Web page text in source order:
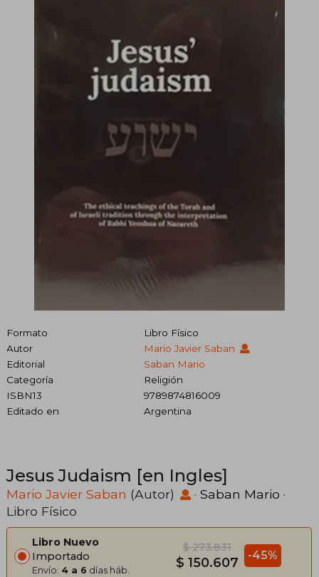
Formato
Libro Físico
Autor
Mario Javier Saban
Editorial
Saban Mario
Categoría
Religión
ISBN13
9789874816009
Editado en
Argentina
Jesus Judaism [en Ingles]
Mario Javier Saban (Autor) · Saban Mario ·
Libro Físico
Libro Nuevo
Importado
Envío: 4 a 6 días háb.
$ 273.831
$ 150.607 -45%